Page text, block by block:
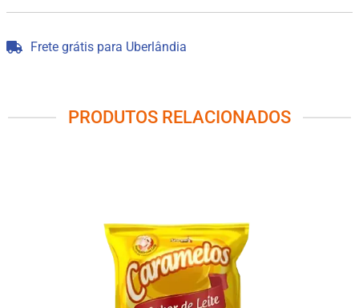
Frete grátis para Uberlândia
PRODUTOS RELACIONADOS